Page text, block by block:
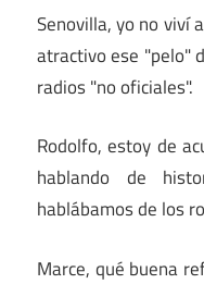
Senovilla, yo no viví
atractivo ese "pelo"
radios "no oficiales".
Rodolfo, estoy de
hablando de
hablábamos de los
Marce, qué buena